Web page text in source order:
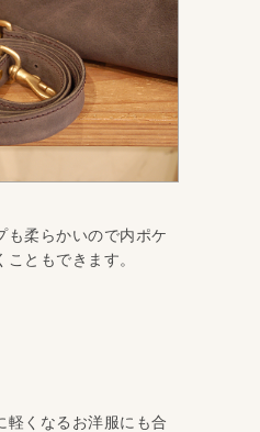
も柔らかいので内ポケ
ともできます。
軽くなるお洋服にも合